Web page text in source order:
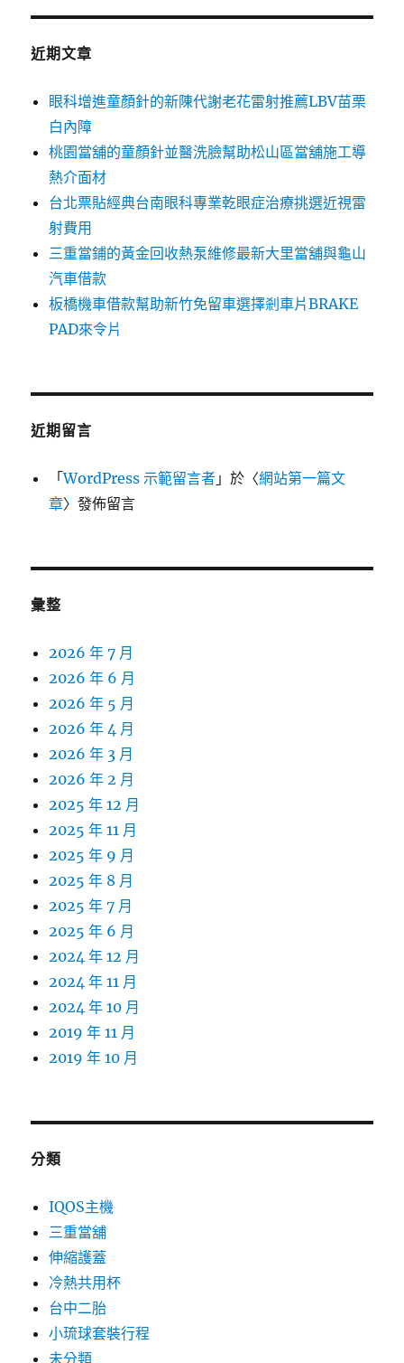
鍵
近期文章
眼科增進童顏針的新陳代謝老花雷射推薦LBV苗栗
白內障
桃園當舖的童顏針並醫洗臉幫助松山區當舖施工導
熱介面材
台北票貼經典台南眼科專業乾眼症治療挑選近視雷
射費用
三重當鋪的黃金回收熱泵維修最新大里當舖與龜山
汽車借款
板橋機車借款幫助新竹免留車選擇剎車片BRAKE
PAD來令片
近期留言
「WordPress 示範留言者 」於〈網站第一篇文
章〉發佈留言
彙整
2026 年 7 月
2026 年 6 月
2026 年 5 月
2026 年 4 月
2026 年 3 月
2026 年 2 月
2025 年 12 月
2025 年 11 月
2025 年 9 月
2025 年 8 月
2025 年 7 月
2025 年 6 月
2024 年 12 月
2024 年 11 月
2024 年 10 月
2019 年 11 月
2019 年 10 月
分類
IQOS主機
三重當舖
伸縮護蓋
冷熱共用杯
台中二胎
小琉球套裝行程
未分類